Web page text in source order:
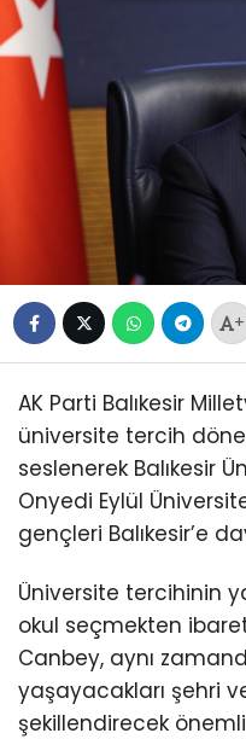
+
AK Parti Balıkesir
üniversite tercih
seslenerek Balıkesir
Onyedi Eylül
gençleri Balıkesir’e
Üniversite tercihinin
okul seçmekten
Canbey, aynı
yaşayacakları şehri
şekillendirecek